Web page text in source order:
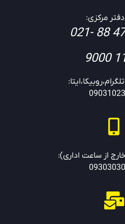
مرکزی:
از ساعت اداری):